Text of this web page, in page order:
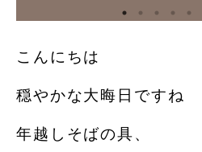
こんにちは
穏やかな大晦日ですね
年越しそばの具、